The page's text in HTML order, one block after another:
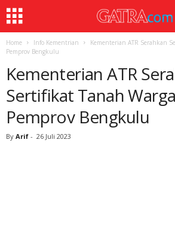
Home Info Kementrian
Kementerian ATR Serahkan
Pemprov Bengkulu
Kementerian ATR
Sertifikat Tanah
Pemprov Bengkulu
By Arif - 26 Juli 2023